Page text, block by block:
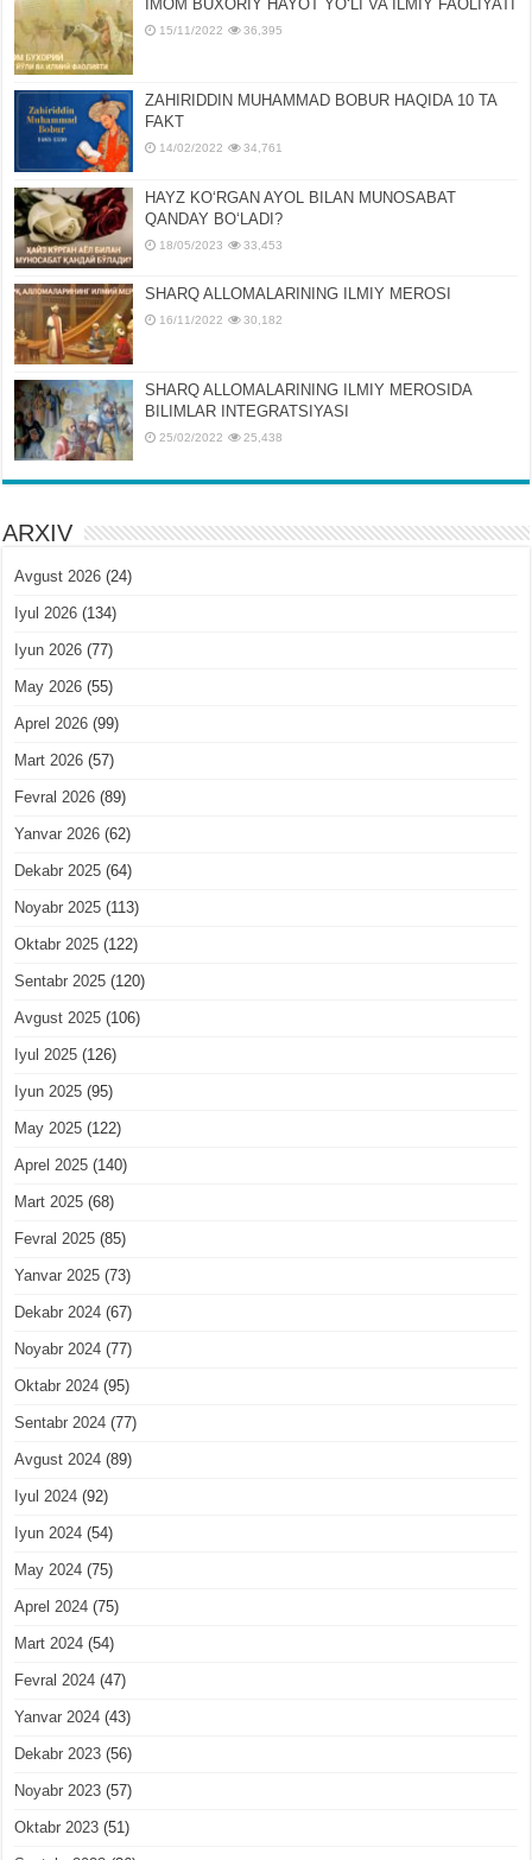
IMOM BUXORIY HAYOT YOʻLI VA ILMIY FAOLIYATI
15/11/2022 36,395
ZAHIRIDDIN MUHAMMAD BOBUR HAQIDA 10 TA
FAKT
14/02/2022 34,761
HAYZ KOʻRGAN AYOL BILAN MUNOSABAT
QANDAY BOʻLADI?
18/05/2023 33,453
SHARQ ALLOMALARINING ILMIY MEROSI
16/11/2022 30,182
SHARQ ALLOMALARINING ILMIY MЕROSIDA
BILIMLAR INTЕGRATSIYASI
25/02/2022 25,438
ARXIV
Avgust 2026 (24)
Iyul 2026 (134)
Iyun 2026 (77)
May 2026 (55)
Aprel 2026 (99)
Mart 2026 (57)
Fevral 2026 (89)
Yanvar 2026 (62)
Dekabr 2025 (64)
Noyabr 2025 (113)
Oktabr 2025 (122)
Sentabr 2025 (120)
Avgust 2025 (106)
Iyul 2025 (126)
Iyun 2025 (95)
May 2025 (122)
Aprel 2025 (140)
Mart 2025 (68)
Fevral 2025 (85)
Yanvar 2025 (73)
Dekabr 2024 (67)
Noyabr 2024 (77)
Oktabr 2024 (95)
Sentabr 2024 (77)
Avgust 2024 (89)
Iyul 2024 (92)
Iyun 2024 (54)
May 2024 (75)
Aprel 2024 (75)
Mart 2024 (54)
Fevral 2024 (47)
Yanvar 2024 (43)
Dekabr 2023 (56)
Noyabr 2023 (57)
Oktabr 2023 (51)